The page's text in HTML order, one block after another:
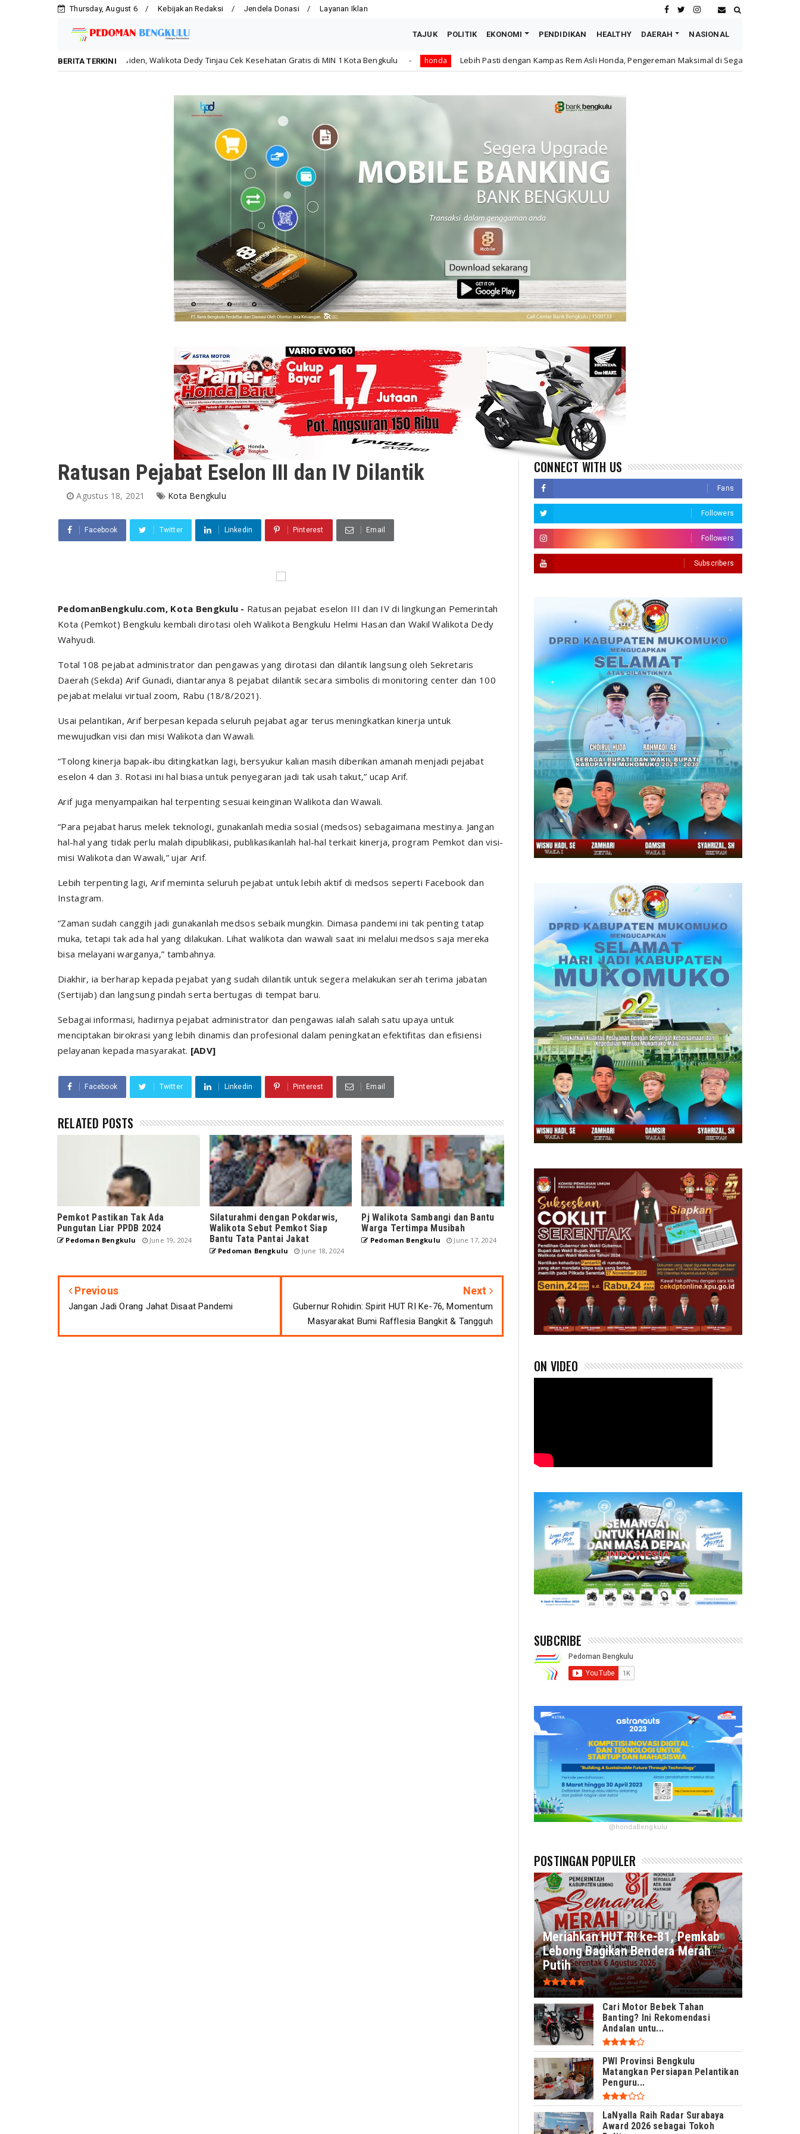
Thursday, August 6 Kebijakan Redaksi Jendela Donasi Layanan Iklan
TAJUK POLITIK EKONOMI PENDIDIKAN HEALTHY DAERAH NASIONAL
BERITA TERKINI
Presiden, Walikota Dedy Tinjau Cek Kesehatan Gratis di MIN 1 Kota Bengkulu honda Lebih Pasti dengan Kampas Rem Asli Honda, Pengereman Maksimal di Segala Kondisi Hotel Mercure
Ratusan Pejabat Eselon III dan IV Dilantik
Agustus 18, 2021 Kota Bengkulu
Facebook Twitter Linkedin Pinterest Email
PedomanBengkulu.com, Kota Bengkulu - Ratusan pejabat eselon III dan IV di lingkungan Pemerintah
Kota (Pemkot) Bengkulu kembali dirotasi oleh Walikota Bengkulu Helmi Hasan dan Wakil Walikota Dedy
Wahyudi.
Total 108 pejabat administrator dan pengawas yang dirotasi dan dilantik langsung oleh Sekretaris
Daerah (Sekda) Arif Gunadi, diantaranya 8 pejabat dilantik secara simbolis di monitoring center dan 100
pejabat melalui virtual zoom, Rabu (18/8/2021).
Usai pelantikan, Arif berpesan kepada seluruh pejabat agar terus meningkatkan kinerja untuk
mewujudkan visi dan misi Walikota dan Wawali.
“Tolong kinerja bapak-ibu ditingkatkan lagi, bersyukur kalian masih diberikan amanah menjadi pejabat
eselon 4 dan 3. Rotasi ini hal biasa untuk penyegaran jadi tak usah takut,” ucap Arif.
Arif juga menyampaikan hal terpenting sesuai keinginan Walikota dan Wawali.
“Para pejabat harus melek teknologi, gunakanlah media sosial (medsos) sebagaimana mestinya. Jangan
hal-hal yang tidak perlu malah dipublikasi, publikasikanlah hal-hal terkait kinerja, program Pemkot dan visi-
misi Walikota dan Wawali,” ujar Arif.
Lebih terpenting lagi, Arif meminta seluruh pejabat untuk lebih aktif di medsos seperti Facebook dan
Instagram.
“Zaman sudah canggih jadi gunakanlah medsos sebaik mungkin. Dimasa pandemi ini tak penting tatap
muka, tetapi tak ada hal yang dilakukan. Lihat walikota dan wawali saat ini melalui medsos saja mereka
bisa melayani warganya,” tambahnya.
Diakhir, ia berharap kepada pejabat yang sudah dilantik untuk segera melakukan serah terima jabatan
(Sertijab) dan langsung pindah serta bertugas di tempat baru.
Sebagai informasi, hadirnya pejabat administrator dan pengawas ialah salah satu upaya untuk
menciptakan birokrasi yang lebih dinamis dan profesional dalam peningkatan efektifitas dan efisiensi
pelayanan kepada masyarakat. [ADV]
Facebook Twitter Linkedin Pinterest Email
RELATED POSTS
Pemkot Pastikan Tak Ada
Pungutan Liar PPDB 2024
Pedoman Bengkulu June 19, 2024
Silaturahmi dengan Pokdarwis,
Walikota Sebut Pemkot Siap
Bantu Tata Pantai Jakat
Pedoman Bengkulu June 18, 2024
Pj Walikota Sambangi dan Bantu
Warga Tertimpa Musibah
Pedoman Bengkulu June 17, 2024
Previous
Jangan Jadi Orang Jahat Disaat Pandemi
Next
Gubernur Rohidin: Spirit HUT RI Ke-76, Momentum
Masyarakat Bumi Rafflesia Bangkit & Tangguh
CONNECT WITH US
Fans
Followers
Followers
Subscribers
ON VIDEO
SUBCRIBE
@hondaBengkulu
POSTINGAN POPULER
Meriahkan HUT RI ke-81, Pemkab
Lebong Bagikan Bendera Merah
Putih
Cari Motor Bebek Tahan
Banting? Ini Rekomendasi
Andalan untu...
PWI Provinsi Bengkulu
Matangkan Persiapan Pelantikan
Penguru...
LaNyalla Raih Radar Surabaya
Award 2026 sebagai Tokoh